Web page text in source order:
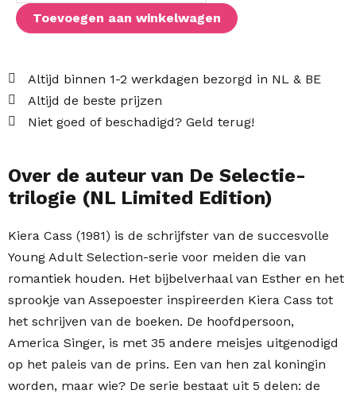
Edition)
aantal
Toevoegen aan winkelwagen
Altijd binnen 1-2 werkdagen bezorgd in NL & BE
Altijd de beste prijzen
Niet goed of beschadigd? Geld terug!
Over de auteur van De Selectie-
trilogie (NL Limited Edition)
Kiera Cass (1981) is de schrijfster van de succesvolle
Young Adult Selection-serie voor meiden die van
romantiek houden. Het bijbelverhaal van Esther en het
sprookje van Assepoester inspireerden Kiera Cass tot
het schrijven van de boeken. De hoofdpersoon,
America Singer, is met 35 andere meisjes uitgenodigd
op het paleis van de prins. Een van hen zal koningin
worden, maar wie? De serie bestaat uit 5 delen: de